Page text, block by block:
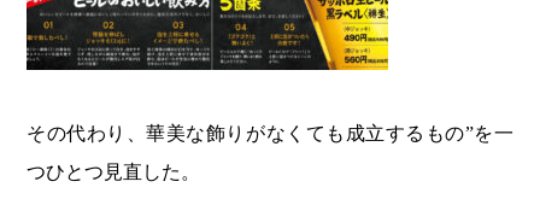
その代わり、華美な飾りがなくても成立するもの”を一
つひとつ見直した。